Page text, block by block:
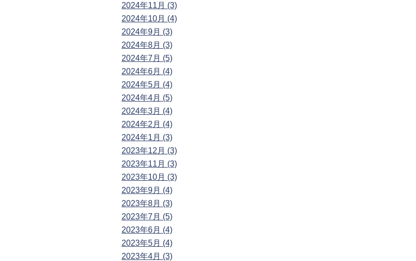
2024年11月 (3)
2024年10月 (4)
2024年9月 (3)
2024年8月 (3)
2024年7月 (5)
2024年6月 (4)
2024年5月 (4)
2024年4月 (5)
2024年3月 (4)
2024年2月 (4)
2024年1月 (3)
2023年12月 (3)
2023年11月 (3)
2023年10月 (3)
2023年9月 (4)
2023年8月 (3)
2023年7月 (5)
2023年6月 (4)
2023年5月 (4)
2023年4月 (3)